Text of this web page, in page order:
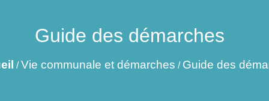
Guide des démarches
/Vie communale et démarches / Guide des